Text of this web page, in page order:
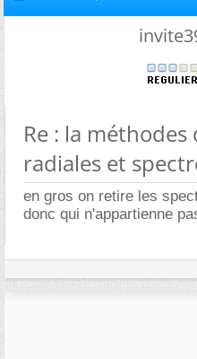
Re : la méthodes
radiales et
en gros on retire les
donc qui n'appartienne